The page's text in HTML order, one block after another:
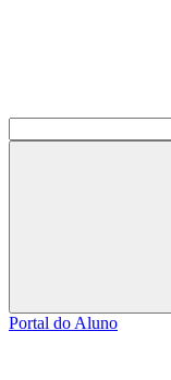
Portal do Aluno